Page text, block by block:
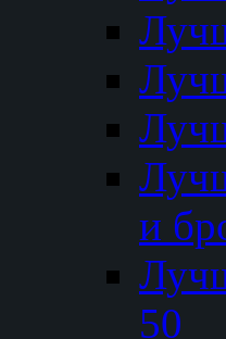
и
50